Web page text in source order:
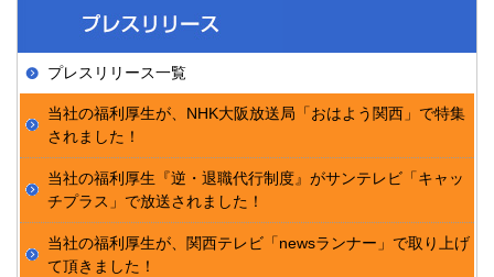
プレスリリース一覧
当社の福利厚生が、NHK大阪放送局「おはよう関西」で特集
されました！
当社の福利厚生『逆・退職代行制度』がサンテレビ「キャッ
チプラス」で放送されました！
当社の福利厚生が、関西テレビ「newsランナー」で取り上げ
て頂きました！